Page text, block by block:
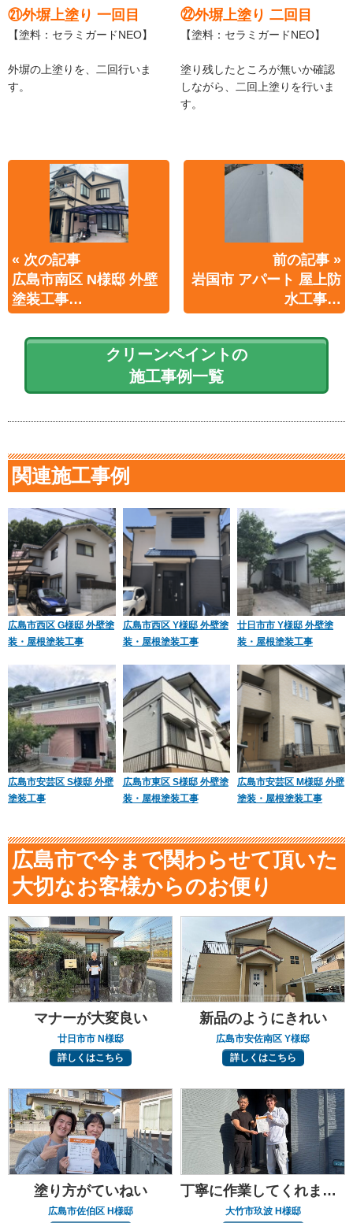
㉑外塀上塗り 一回目
【塗料：セラミガードNEO】
外塀の上塗りを、二回行いま
す。
㉒外塀上塗り 二回目
【塗料：セラミガードNEO】
塗り残したところが無いか確認
しながら、二回上塗りを行いま
す。
« 次の記事
広島市南区 N様邸 外壁
塗装工事…
前の記事 »
岩国市 アパート 屋上防
水工事…
クリーンペイントの
施工事例一覧
関連施工事例
広島市西区 G様邸 外壁塗
装・屋根塗装工事
広島市西区 Y様邸 外壁塗
装・屋根塗装工事
廿日市市 Y様邸 外壁塗
装・屋根塗装工事
広島市安芸区 S様邸 外壁
塗装工事
広島市東区 S様邸 外壁塗
装・屋根塗装工事
広島市安芸区 M様邸 外壁
塗装・屋根塗装工事
広島市で今まで関わらせて頂いた
大切なお客様からのお便り
マナーが大変良い
廿日市市 N様邸
詳しくはこちら
新品のようにきれい
広島市安佐南区 Y様邸
詳しくはこちら
塗り方がていねい
広島市佐伯区 H様邸
丁寧に作業してくれました
大竹市玖波 H様邸